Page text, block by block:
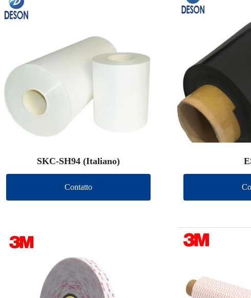
SKC-SH94 (Italiano)
Contatto